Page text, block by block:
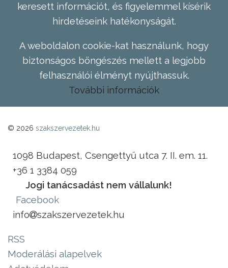
keresett információt, és figyelemmel kísérik
hirdetéseink hatékonyságát.
A weboldalon cookie-kat használunk, hogy
biztonságos böngészés mellett a legjobb
felhasználói élményt nyújthassuk.
További információk
© 2026 szakszervezetek.hu
1098 Budapest, Csengettyű utca 7. II. em. 11.
+36 1 3384 059
Jogi tanácsadást nem vállalunk!
Facebook
info
szakszervezetek.hu
RSS
Moderálási alapelvek